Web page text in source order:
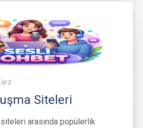
Siteleri
arasında popülerlik